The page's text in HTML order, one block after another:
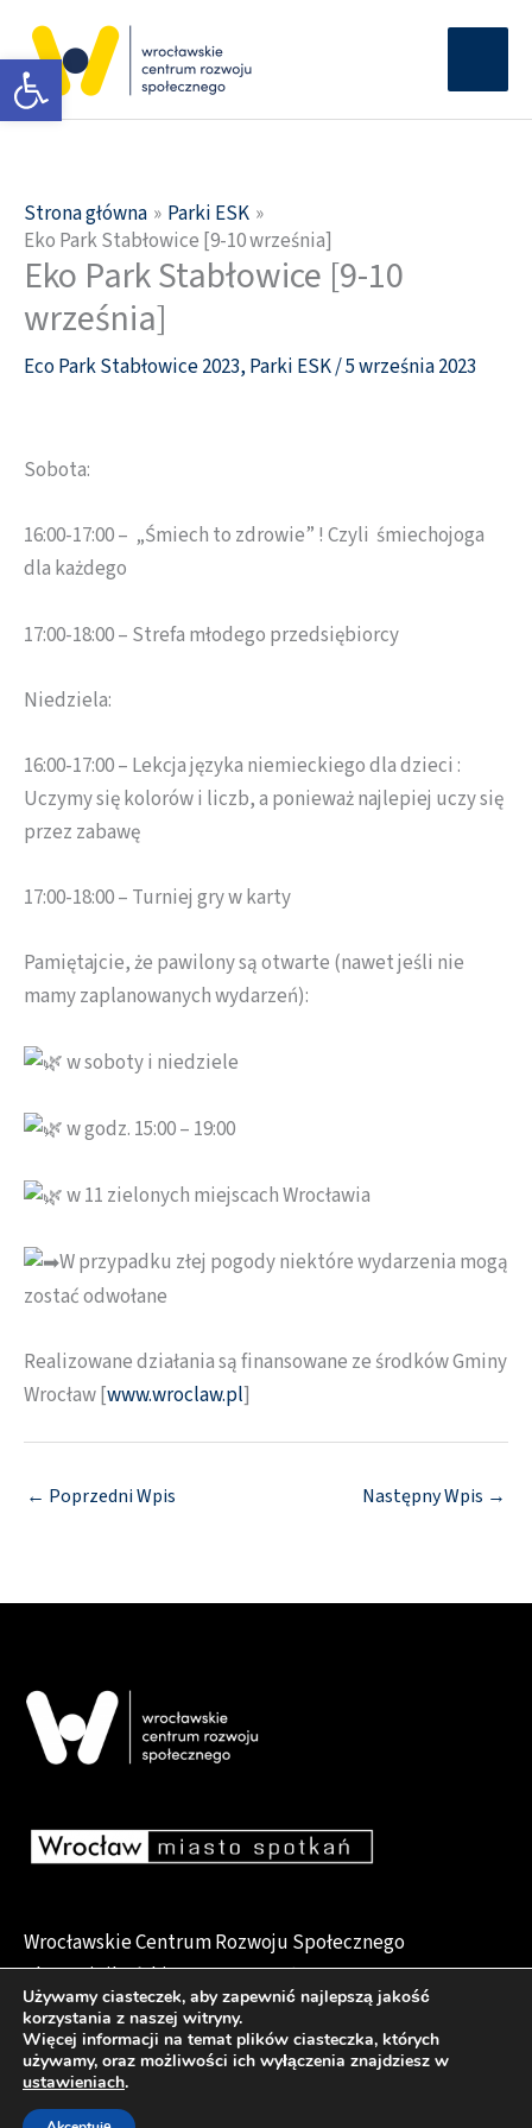
Otwórz pasek narzędzi
treści
Strona główna
Parki ESK
Eko Park Stabłowice [9-10 września]
Eko Park Stabłowice [9-10
września]
Eco Park Stabłowice 2023, Parki ESK/5 września 2023
Sobota:
16:00-17:00 – „Śmiech to zdrowie” ! Czyli śmiechojoga
dla każdego
17:00-18:00 – Strefa młodego przedsiębiorcy
Niedziela:
16:00-17:00 – Lekcja języka niemieckiego dla dzieci :
Uczymy się kolorów i liczb, a ponieważ najlepiej uczy się
przez zabawę
17:00-18:00 – Turniej gry w karty
Pamiętajcie, że pawilony są otwarte (nawet jeśli nie
mamy zaplanowanych wydarzeń):
w soboty i niedziele
w godz. 15:00 – 19:00
w 11 zielonych miejscach Wrocławia
W przypadku złej pogody niektóre wydarzenia mogą
zostać odwołane
Realizowane działania są finansowane ze środków Gminy
Wrocław [www.wroclaw.pl]
← Poprzedni Wpis Następny Wpis →
Wrocławskie Centrum Rozwoju Społecznego
pl. Dominikański 6, 50-159 Wrocław
Deklaracja dostępności
Używamy ciasteczek, aby zapewnić najlepszą jakość
korzystania z naszej witryny.
Więcej informacji na temat plików ciasteczka, których
używamy, oraz możliwości ich wyłączenia znajdziesz w
ustawieniach.